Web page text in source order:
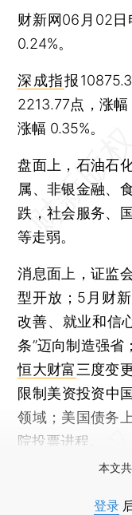
财新网06月02日
0.24%。
深成指报
2213.77点，涨幅
涨幅 0.35%。
盘面上，石油石
属、非银金融、
跌，社会服务、
等走弱。
消息面上，证监
型开放；5月财
改善、就业和信
条”迈向制造强省
恒大财富三度变
限制美资投资中
领域；美国债务
院投票进程。
本文
登录